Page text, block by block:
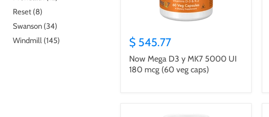
Reset (8)
Swanson (34)
Windmill (145)
$ 545.77
Now Mega D3 y MK7 5000 UI
180 mcg (60 veg caps)